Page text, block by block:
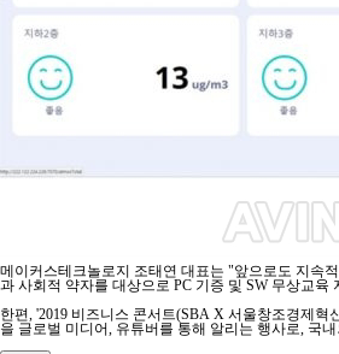
메이커스테크놀로지 조태연 대표는 "앞으로도 지속
과 사회적 약자를 대상으로 PC 기증 및 SW 무상교
한편, '2019 비즈니스 콘서트(SBA X 서울창조경제
을 글로벌 미디어, 유튜버를 통해 알리는 행사로, 국